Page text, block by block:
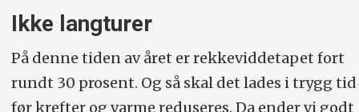
Ikke langturer
På denne tiden av året er rekkeviddetapet fort
rundt 30 prosent. Og så skal det lades i trygg tid
før krefter og varme reduseres. Da ender vi godt